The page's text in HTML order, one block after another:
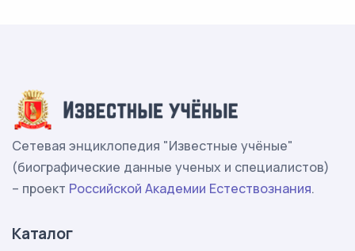
Сетевая энциклопедия "Известные учёные"
(биографические данные ученых и специалистов)
– проект Российской Академии Естествознания.
Каталог